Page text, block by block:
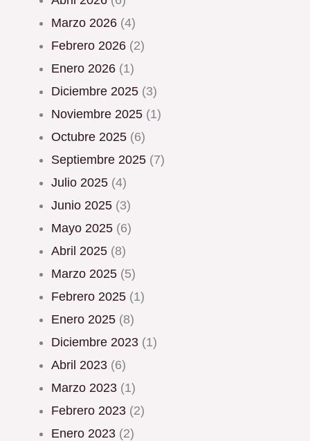
marzo 2026 (4)
febrero 2026 (2)
enero 2026 (1)
diciembre 2025 (3)
noviembre 2025 (1)
octubre 2025 (6)
septiembre 2025 (7)
julio 2025 (4)
junio 2025 (3)
mayo 2025 (6)
abril 2025 (8)
marzo 2025 (5)
febrero 2025 (1)
enero 2025 (8)
diciembre 2023 (1)
abril 2023 (6)
marzo 2023 (1)
febrero 2023 (2)
enero 2023 (2)